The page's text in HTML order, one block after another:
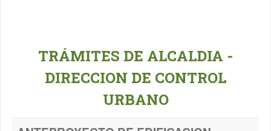
TRÁMITES DE ALCALDIA -
DIRECCION DE CONTROL
URBANO